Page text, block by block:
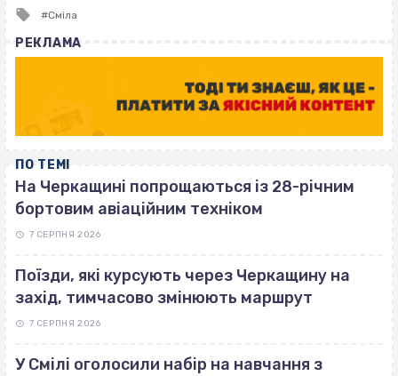
Tagged
Сміла
РЕКЛАМА
ПО ТЕМІ
На Черкащині попрощаються із 28-річним
бортовим авіаційним техніком
7 СЕРПНЯ 2026
Поїзди, які курсують через Черкащину на
захід, тимчасово змінюють маршрут
7 СЕРПНЯ 2026
У Смілі оголосили набір на навчання з